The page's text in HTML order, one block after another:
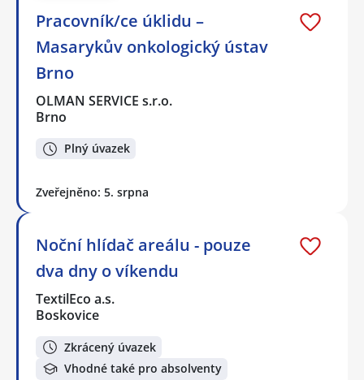
Pracovník/ce úklidu –
Masarykův onkologický ústav
Brno
OLMAN SERVICE s.r.o.
Brno
Plný úvazek
Zveřejněno: 5. srpna
Noční hlídač areálu - pouze
dva dny o víkendu
TextilEco a.s.
Boskovice
Zkrácený úvazek
Vhodné také pro absolventy